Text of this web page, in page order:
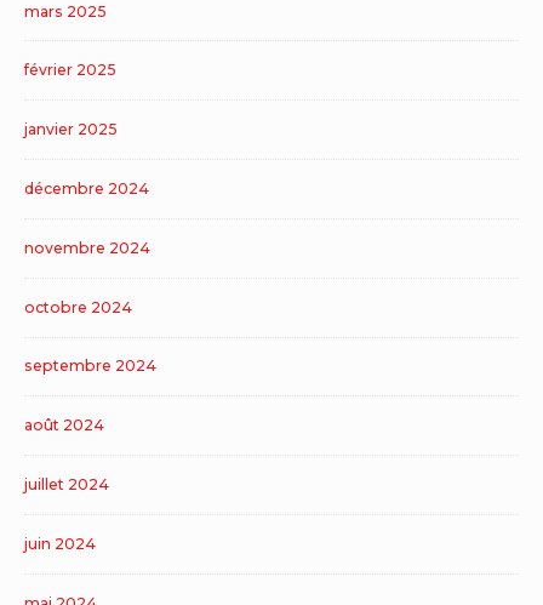
mars 2025
février 2025
janvier 2025
décembre 2024
novembre 2024
octobre 2024
septembre 2024
août 2024
juillet 2024
juin 2024